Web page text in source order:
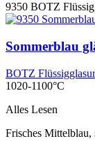
9350 BOTZ
Sommerblau
BOTZ Flüssigglasur
1020-1100°C
Alles Lesen
Frisches